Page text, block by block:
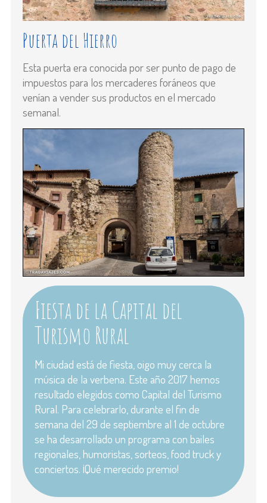
Puerta del Hierro
Esta puerta era conocida por ser punto de pago de
impuestos para los mercaderes foráneos que
venían a vender sus productos en el mercado
semanal.
Fiesta de la Capital del
Turismo Rural
Mi ciudad está de fiesta, oigo muy cerca la
música de la verbena. Este año 2017 hemos
resultado elegidos como Capital del Turismo
Rural. Para celebrarlo, durante el fin de
semana del 29 de septiembre al 1 de octubre
se ha desarrollado un programa con bailes
regionales, humoristas, sorteos, food truck y
conciertos. ¡Qué merecido premio!